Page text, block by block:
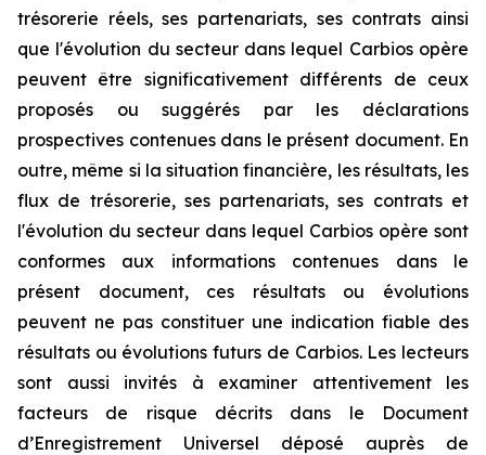
trésorerie réels, ses partenariats, ses contrats ainsi
que l'évolution du secteur dans lequel Carbios opère
peuvent être significativement différents de ceux
proposés ou suggérés par les déclarations
prospectives contenues dans le présent document. En
outre, même si la situation financière, les résultats, les
flux de trésorerie, ses partenariats, ses contrats et
l'évolution du secteur dans lequel Carbios opère sont
conformes aux informations contenues dans le
présent document, ces résultats ou évolutions
peuvent ne pas constituer une indication fiable des
résultats ou évolutions futurs de Carbios. Les lecteurs
sont aussi invités à examiner attentivement les
facteurs de risque décrits dans le Document
d’Enregistrement Universel déposé auprès de